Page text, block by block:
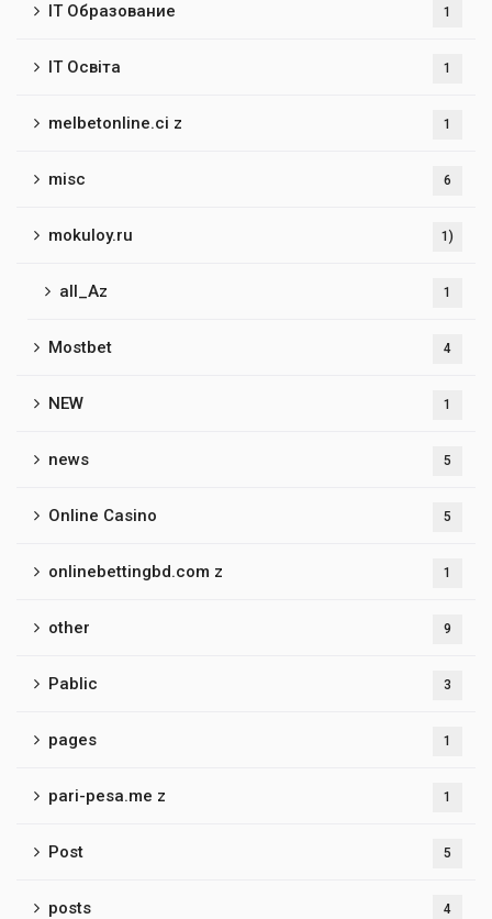
IT Образование 1
IT Освіта 1
melbetonline.ci z 1
misc 6
mokuloy.ru 1)
all_Az 1
Mostbet 4
NEW 1
news 5
Online Casino 5
onlinebettingbd.com z 1
other 9
Pablic 3
pages 1
pari-pesa.me z 1
Post 5
posts 4